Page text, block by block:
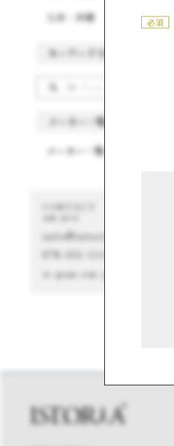
九州・沖縄
キーワードで探す
メーカー一覧から探す
メーカー一覧へ
CONTACT
info@istoria.jp
078-331-1111
必須